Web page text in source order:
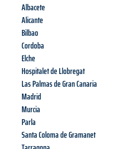
Albacete
Alicante
Bilbao
Cordoba
Elche
Hospitalet de Llobregat
Las Palmas de Gran Canaria
Madrid
Murcia
Parla
Santa Coloma de Gramanet